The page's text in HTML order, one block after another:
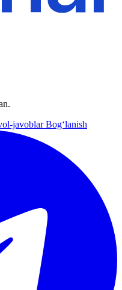
javoblarBog‘lanish